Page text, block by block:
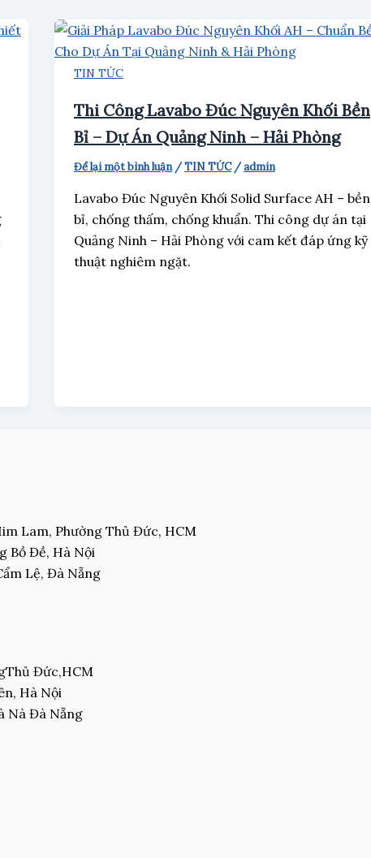
TIN TỨC
Thi Công Lavabo Đúc Nguyên Khối Bền
Bỉ – Dự Án Quảng Ninh – Hải Phòng
Để lại một bình luận /TIN TỨC/admin
Lavabo Đúc Nguyên Khối Solid Surface AH – bền
bỉ, chống thấm, chống khuẩn. Thi công dự án tại
Quảng Ninh – Hải Phòng với cam kết đáp ứng kỹ
thuật nghiêm ngặt.
Lam, Phường Thủ Đức, HCM
Bồ Đề, Hà Nội
Lệ, Đà Nẵng
Đức,HCM
Hà Nội
Nà Đà Nẵng